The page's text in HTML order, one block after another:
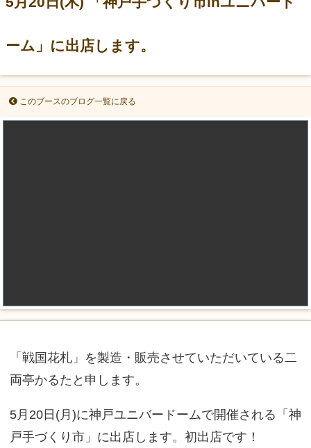
ーム」に出店します。
このブースのブログ一覧に戻る
「戦国花札」を製造・販売させていただいている二
両亭かるたと申します。
5月20日(月)に神戸ユニバードームで開催される「神
戸手づくり市」に出店します。初出店です！